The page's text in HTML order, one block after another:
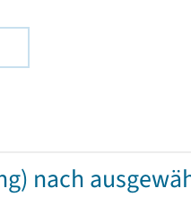
nach